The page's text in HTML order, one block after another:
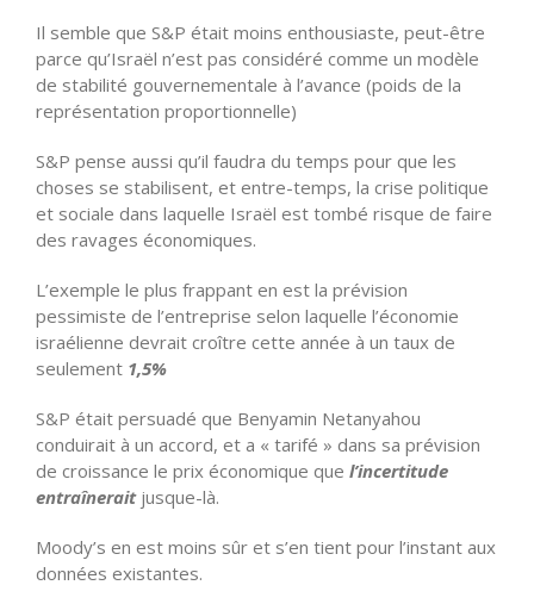
Il semble que S&P était moins enthousiaste, peut-être
parce qu’Israël n’est pas considéré comme un modèle
de stabilité gouvernementale à l’avance (poids de la
représentation proportionnelle)
S&P pense aussi qu’il faudra du temps pour que les
choses se stabilisent, et entre-temps, la crise politique
et sociale dans laquelle Israël est tombé risque de faire
des ravages économiques.
L’exemple le plus frappant en est la prévision
pessimiste de l’entreprise selon laquelle l’économie
israélienne devrait croître cette année à un taux de
seulement 1,5%
S&P était persuadé que Benyamin Netanyahou
conduirait à un accord, et a « tarifé » dans sa prévision
de croissance le prix économique que l’incertitude
entraîneraitjusque-là.
Moody’s en est moins sûr et s’en tient pour l’instant aux
données existantes.